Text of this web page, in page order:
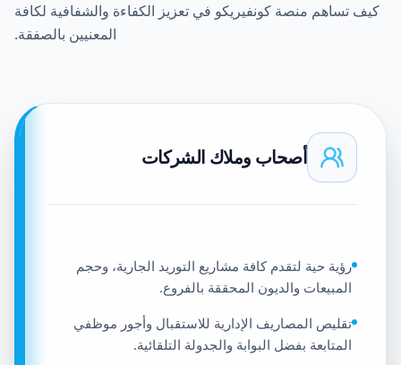
كيف تساهم منصة كونفيريكو في تعزيز الكفاءة والشفافية لكافة
المعنيين بالصفقة.
أصحاب وملاك الشركات
رؤية حية لتقدم كافة مشاريع التوريد الجارية، وحجم
المبيعات والديون المحققة بالفروع.
تقليص المصاريف الإدارية للاستقبال وأجور موظفي
المتابعة بفضل البوابة والجدولة التلقائية.